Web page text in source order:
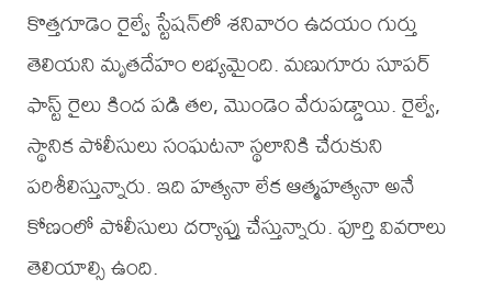
కొత్తగూడెం రైల్వే స్టేషన్‌లో శనివారం ఉదయం గుర్తు
తెలియని మృతదేహం లభ్యమైంది. మణుగూరు సూపర్
ఫాస్ట్ రైలు కింద పడి తల, మొండెం వేరుపడ్డాయి. రైల్వే,
స్థానిక పోలీసులు సంఘటనా స్థలానికి చేరుకుని
పరిశీలిస్తున్నారు. ఇది హత్యనా లేక ఆత్మహత్యనా అనే
కోణంలో పోలీసులు దర్యాప్తు చేస్తున్నారు. పూర్తి వివరాలు
తెలియాల్సి ఉంది.